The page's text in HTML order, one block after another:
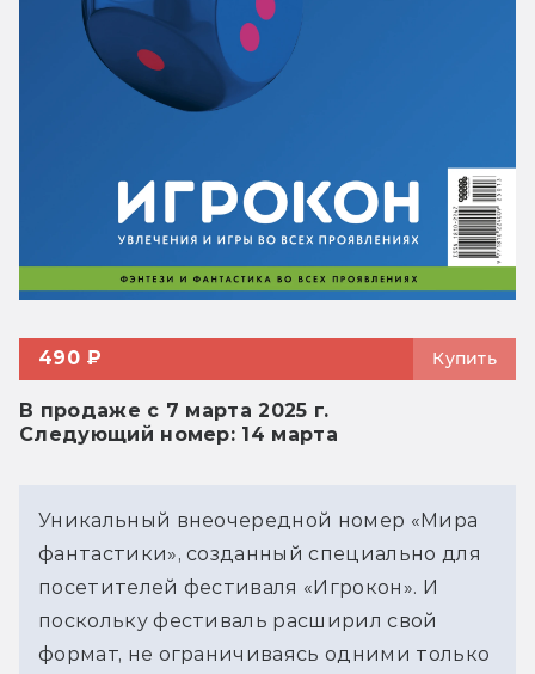
490 ₽ Купить
В продаже с 7 марта 2025 г.
Следующий номер: 14 марта
Уникальный внеочередной номер «Мира
фантастики», созданный специально для
посетителей фестиваля «Игрокон». И
поскольку фестиваль расширил свой
формат, не ограничиваясь одними только